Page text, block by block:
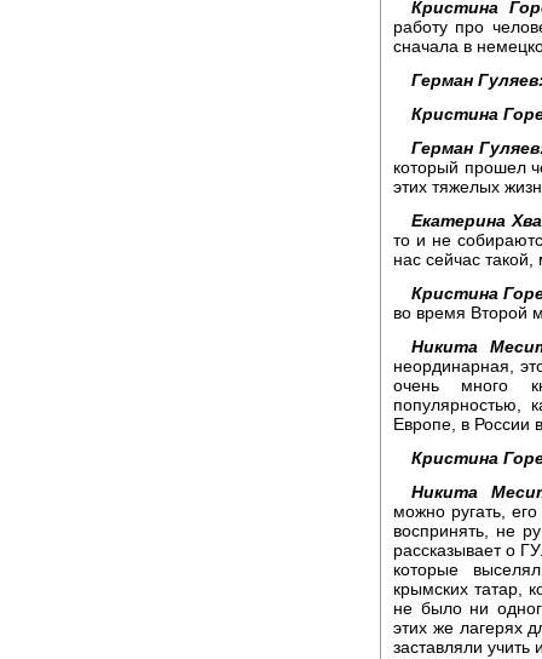
Кристина
работу про
сначала в
Герман
Кристина
Герман
который прошел
этих тяжелых
Екатерина
то и не
нас сейчас
Кристина
во время Второй
Никита
неординарная,
очень много
популярностью,
Европе, в России
Кристина
Никита
можно ругать,
воспринять, не
рассказывает о
которые
крымских татар,
не было ни
этих же лагерях
заставляли учить